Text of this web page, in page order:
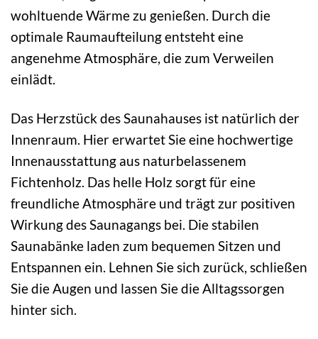
wohltuende Wärme zu genießen. Durch die
optimale Raumaufteilung entsteht eine
angenehme Atmosphäre, die zum Verweilen
einlädt.
Das Herzstück des Saunahauses ist natürlich der
Innenraum. Hier erwartet Sie eine hochwertige
Innenausstattung aus naturbelassenem
Fichtenholz. Das helle Holz sorgt für eine
freundliche Atmosphäre und trägt zur positiven
Wirkung des Saunagangs bei. Die stabilen
Saunabänke laden zum bequemen Sitzen und
Entspannen ein. Lehnen Sie sich zurück, schließen
Sie die Augen und lassen Sie die Alltagssorgen
hinter sich.